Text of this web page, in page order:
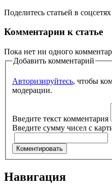
Поделитесь статьей в соцсетях
Комментарии к статье
Пока нет ни одного
Добавить комментарий
Авторизируйтесь, чтобы
модерации.
Введите текст комментария
Введите сумму чисел с
Навигация